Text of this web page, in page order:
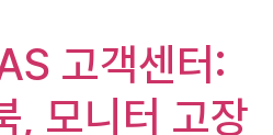
고객센터:
, 모니터 고장